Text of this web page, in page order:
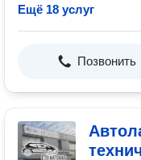
Ещё 18 услуг
Позвонить